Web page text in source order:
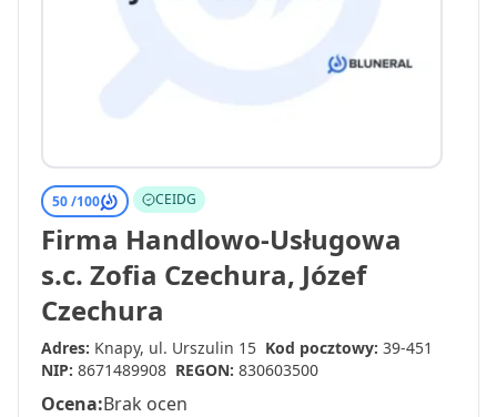
50 /100 CEIDG
Firma Handlowo-Usługowa
s.c. Zofia Czechura, Józef
Czechura
Adres: Knapy, ul. Urszulin 15 Kod pocztowy: 39-451
NIP: 8671489908 REGON: 830603500
Ocena:Brak ocen